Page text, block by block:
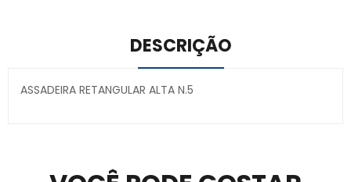
DESCRIÇÃO
ASSADEIRA RETANGULAR ALTA N.5